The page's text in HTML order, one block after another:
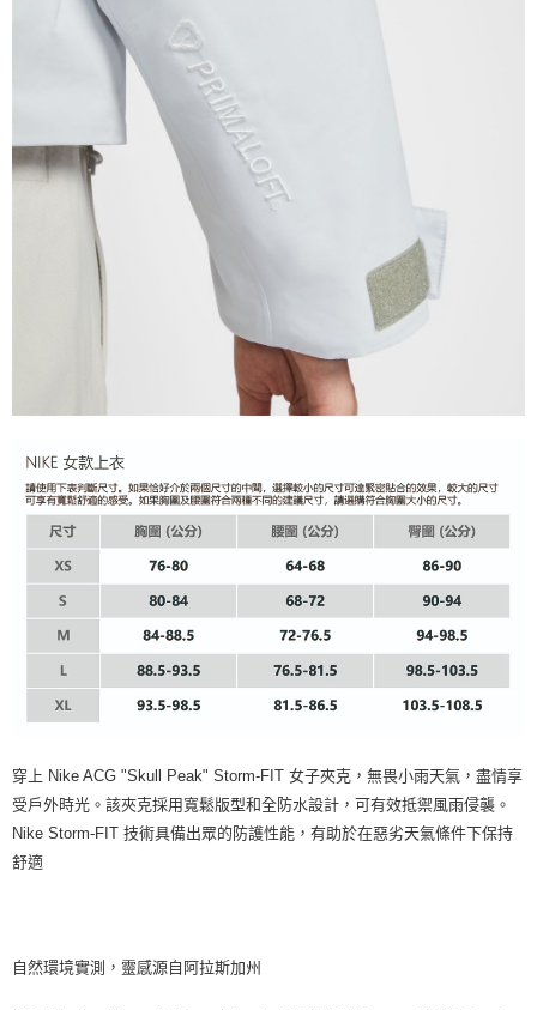
穿上 Nike ACG "Skull Peak" Storm-FIT 女子夾克，無畏小雨天氣，盡情享
受戶外時光。該夾克採用寬鬆版型和全防水設計，可有效抵禦風雨侵襲。
Nike Storm-FIT 技術具備出眾的防護性能，有助於在惡劣天氣條件下保持
舒適
自然環境實測，靈感源自阿拉斯加州